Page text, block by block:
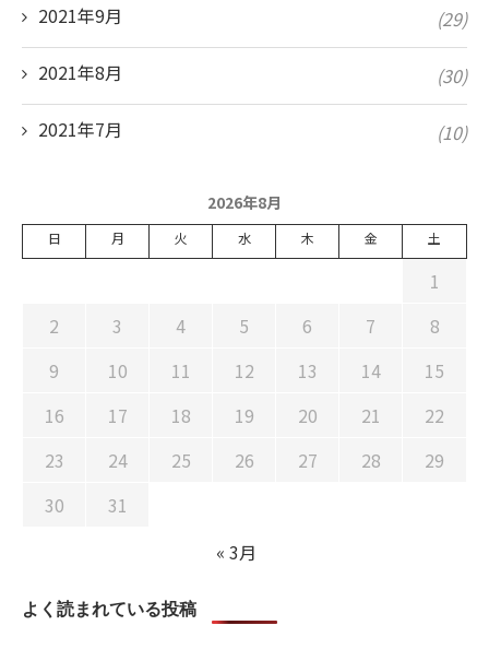
2021年9月 (29)
2021年8月 (30)
2021年7月 (10)
2026年8月
日 月 火 水 木 金 土
1
2
3 4 5 6 7
8
9
10 11 12 13 14
15
16
17 18 19 20 21
22
23
24 25 26 27 28
29
30
31
« 3月
よく読まれている投稿